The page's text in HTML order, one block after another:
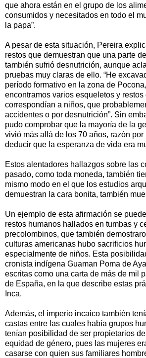
que ahora están en el grupo de los
consumidos y necesitados en todo el
la papa”.
A pesar de esta situación, Pereira
restos que demuestran que una parte
también sufrió desnutrición, aunque
pruebas muy claras de ello. “He
período formativo en la zona de
encontramos varios esqueletos y restos
correspondían a niños, que
accidentes o por desnutrición”. Sin
pudo comprobar que la mayoría de la
vivió más allá de los 70 años, razón
deducir que la esperanza de vida era
Estos alentadores hallazgos sobre las
pasado, como toda moneda, también
mismo modo en el que los estudios
demuestran la cara bonita, también
Un ejemplo de esta afirmación se
restos humanos hallados en tumbas y
precolombinos, que también
culturas americanas hubo sacrificios
especialmente de niños. Esta
cronista indígena Guaman Poma de
escritas como una carta de más de mil
de España, en la que describe estas
Inca.
Además, el imperio incaico también
castas entre las cuales había grupos
tenían posibilidad de ser propietarios
equidad de género, pues las mujeres
casarse con quien sus familiares